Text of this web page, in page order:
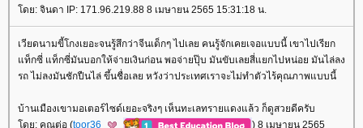
ดย: จินดา IP: 171.96.219.88 8 เมษายน 2565 15:31:18 น.
เวียดนามขี้โกงเยอะจนรู้สึกว่าจีนเด็กๆ ไปเลย คนรู้จักเคยเจอแบบนี้ เขาไปเรียก
ท็กซี่ แท็กซี่มันบอกให้จ่ายเงินก่อน พอจ่ายปุ๊บ มันขับเลยสี่แยกไปหน่อย มันไล่ลง
รถ ไม่ลงมันชักปืนไล่ ขึ้นชื่อเลย หวังว่าประเทศเราจะไม่ทำตัวไร้คุณภาพแบบนี้
บ้านเมืองเขามอเตอร์ไซด์เยอะจริงๆ เห็นทะเลทรายแดงแล้ว ก็ดูสวยดีครับ
ดย: คุณต่อ (toor36
) 8 เมษายน 2565